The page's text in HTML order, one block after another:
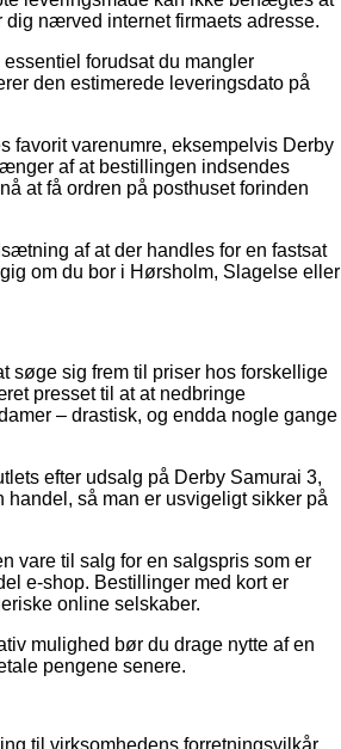
nærved internet firmaets adresse.
forudsat du mangler
den estimerede leveringsdato på
favorit varenumre, eksempelvis Derby
af at bestillingen indsendes
at få ordren på posthuset forinden
af at der handles for en fastsat
om du bor i Hørsholm, Slagelse eller
søge sig frem til priser hos forskellige
presset til at at nedbringe
– drastisk, og endda nogle gange
efter udsalg på Derby Samurai 3,
så man er usvigeligt sikker på
vare til salg for en salgspris som er
e-shop. Bestillinger med kort er
online selskaber.
mulighed bør du drage nytte af en
pengene senere.
til virksomhedens forretningsvilkår,